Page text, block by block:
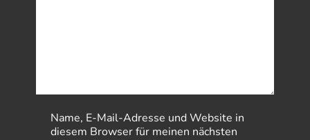
Name, E-Mail-Adresse und Website in
diesem Browser für meinen nächsten